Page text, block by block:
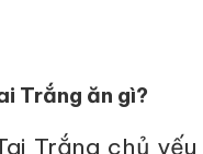
Trắng ăn gì?
Trắng chủ